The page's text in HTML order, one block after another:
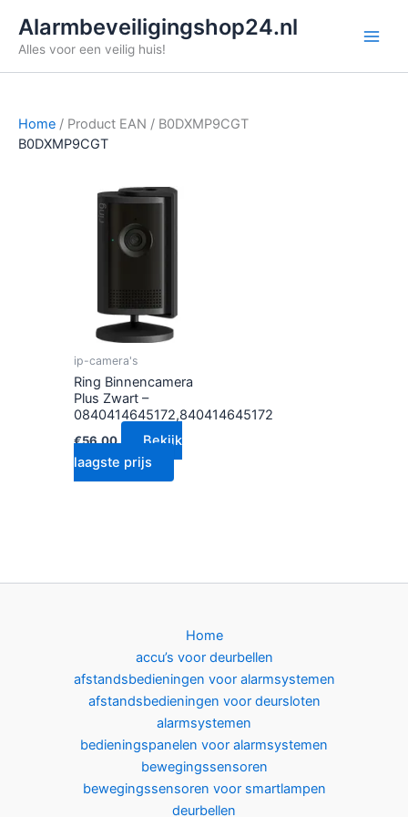
naar
inhoud
Alarmbeveiligingshop24.nl
Alles voor een veilig huis!
Home / Product EAN / B0DXMP9CGT
B0DXMP9CGT
ip-camera's
Ring Binnencamera
Plus Zwart –
0840414645172,840414645172
€56.00
Bekijk
laagste prijs
Home
accu’s voor deurbellen
afstandsbedieningen voor alarmsystemen
afstandsbedieningen voor deursloten
alarmsystemen
bedieningspanelen voor alarmsystemen
bewegingssensoren
bewegingssensoren voor smartlampen
deurbellen